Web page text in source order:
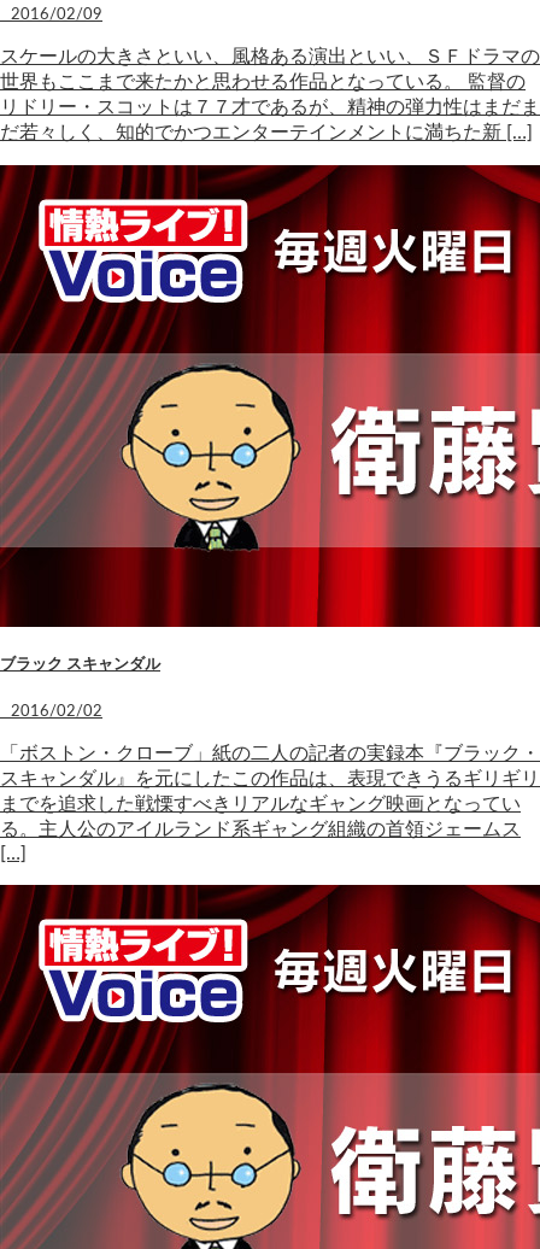
2016/02/09
スケールの大きさといい、風格ある演出といい、ＳＦドラマの
世界もここまで来たかと思わせる作品となっている。 監督の
リドリー・スコットは７７才であるが、精神の弾力性はまだま
だ若々しく、知的でかつエンターテインメントに満ちた新 […]
ブラック スキャンダル
2016/02/02
「ボストン・クローブ」紙の二人の記者の実録本『ブラック・
スキャンダル』を元にしたこの作品は、表現できうるギリギリ
までを追求した戦慄すべきリアルなギャング映画となってい
る。主人公のアイルランド系ギャング組織の首領ジェームス
[…]